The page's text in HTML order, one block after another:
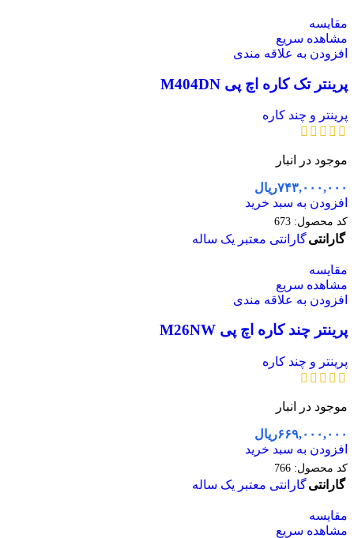
مقایسه
مشاهده سریع
افزودن به علاقه مندی
پرینتر تک کاره اچ پی M404DN
پرینتر و چند کاره
موجود در انبار
۷۴۳,۰۰۰,۰۰۰ریال
افزودن به سبد خرید
کد محصول: 673
گارانتیگارانتی معتبر یک ساله
مقایسه
مشاهده سریع
افزودن به علاقه مندی
پرینتر چند کاره اچ پی M26NW
پرینتر و چند کاره
موجود در انبار
۶۶۹,۰۰۰,۰۰۰ریال
افزودن به سبد خرید
کد محصول: 766
گارانتیگارانتی معتبر یک ساله
مقایسه
مشاهده سریع